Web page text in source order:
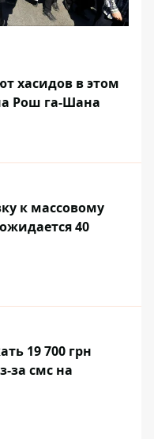
хасидов в этом
Рош га-Шана
к массовому
40
19 700 грн
за смс на